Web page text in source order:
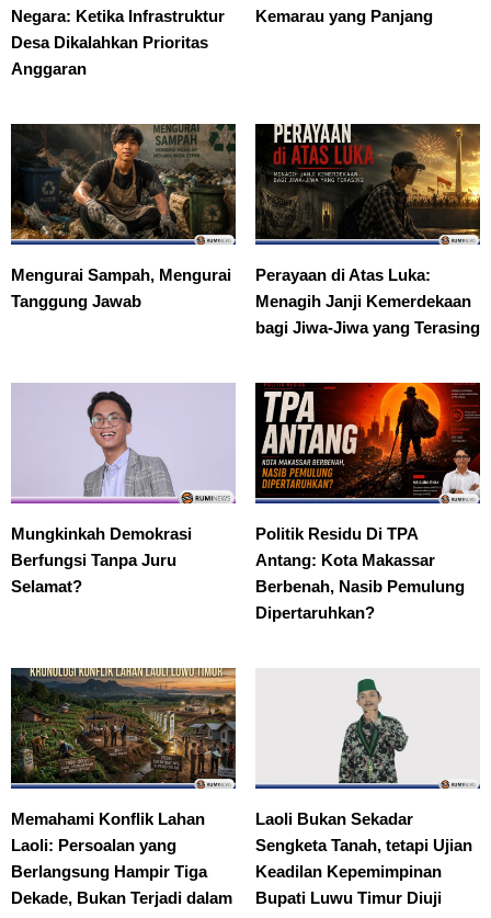
Negara: Ketika Infrastruktur
Desa Dikalahkan Prioritas
Anggaran
Kemarau yang Panjang
Mengurai Sampah, Mengurai
Tanggung Jawab
Perayaan di Atas Luka:
Menagih Janji Kemerdekaan
bagi Jiwa-Jiwa yang Terasing
Mungkinkah Demokrasi
Berfungsi Tanpa Juru
Selamat?
Politik Residu Di TPA
Antang: Kota Makassar
Berbenah, Nasib Pemulung
Dipertaruhkan?
Memahami Konflik Lahan
Laoli: Persoalan yang
Berlangsung Hampir Tiga
Dekade, Bukan Terjadi dalam
Laoli Bukan Sekadar
Sengketa Tanah, tetapi Ujian
Keadilan Kepemimpinan
Bupati Luwu Timur Diuji